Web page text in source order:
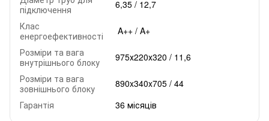
підключення
6,35 / 12,7
Клас
енергоефективності
A++ / A+
Розміри та вага
внутрішнього блоку
975х220х320 / 11,6
Розміри та вага
зовнішнього блоку
890x340x705 / 44
Гарантія
36 місяців